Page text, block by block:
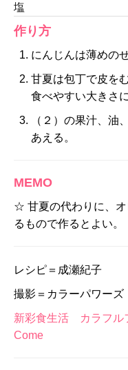
塩
作り方
にんじんは薄めの
甘夏は包丁で皮を
食べやすい大きさ
（２）の果汁、油
あえる。
MEMO
☆ 甘夏の代わりに、
るもので作るとよい。
レシピ＝成瀬紀子
撮影＝カラーパワーズ
新彩食生活 カラフル
Come